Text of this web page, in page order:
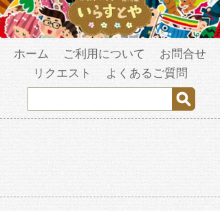
ホーム ご利用について
お問合せ
リクエスト
よくあるご質問